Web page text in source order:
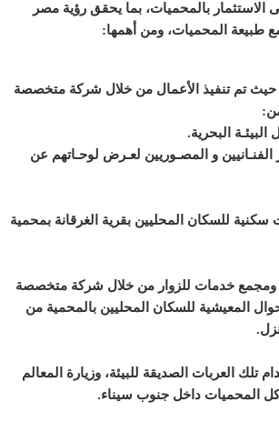
بالمحميات، بما يحقق رؤية مصر
حيث تم تنفيذ الأعمال من خلال شركة متخصصة
البحرية.
و المصـوريين لعـرض لوحـاتهم عن
التعاقد والبدء في التنفيذ لمشروع إنشاء 51 وحدات سكنية للسكان المحليين بقرية الغرقانة بمحمية
ومجمع خدمات للزوار من خلال شركة متخصصة
المعيشية للسكان المحليين بالمحمية من
العربات الصديقة للبيئة، وزيارة المعالم
كل المحميات داخل جنوب سيناء.